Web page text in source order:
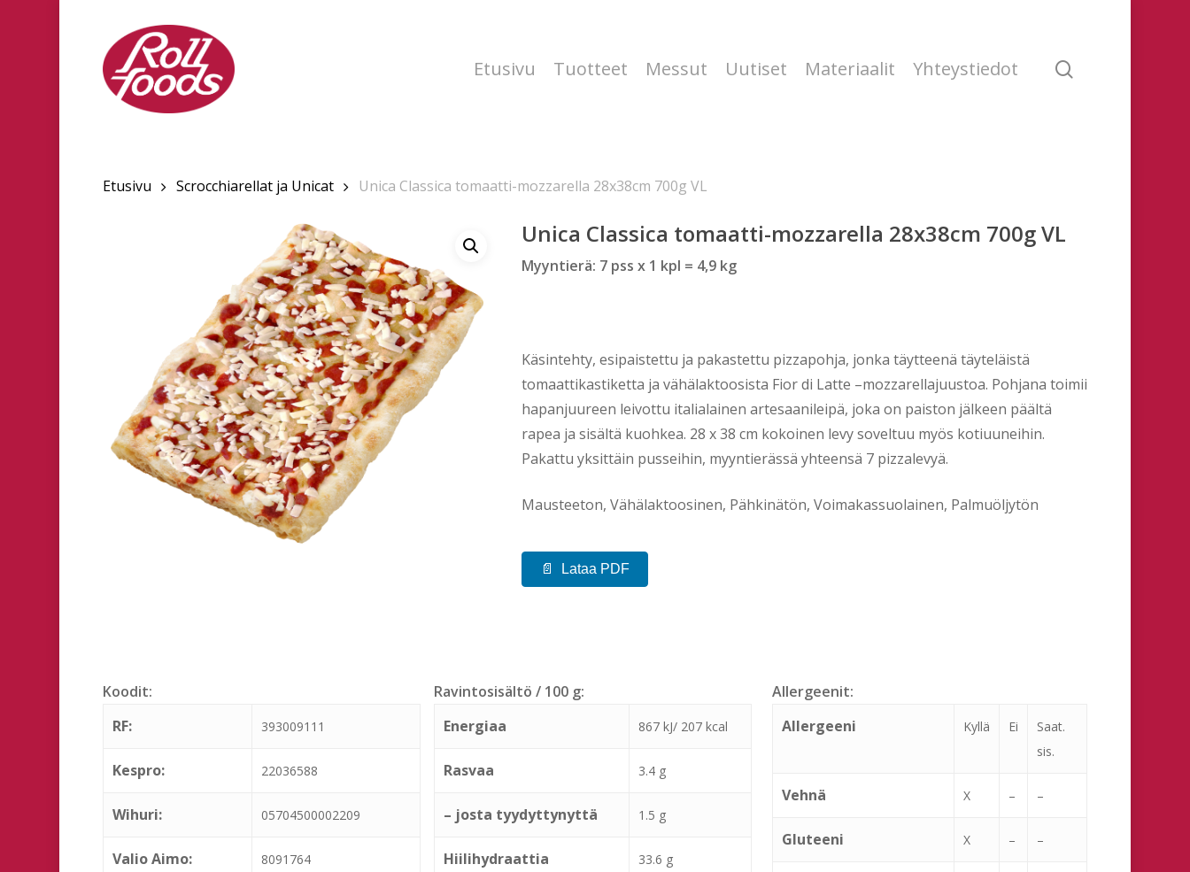
Hit enter to search or ESC to close
Etusivu Tuotteet Messut Uutiset Materiaalit Yhteystiedot
Etusivu Scrocchiarellat ja Unicat Unica Classica tomaatti-mozzarella 28x38cm 700g VL
Unica Classica tomaatti-mozzarella 28x38cm 700g VL
Myyntierä: 7 pss x 1 kpl = 4,9 kg
Käsintehty, esipaistettu ja pakastettu pizzapohja, jonka täytteenä täyteläistä
tomaattikastiketta ja vähälaktoosista Fior di Latte –mozzarellajuustoa. Pohjana toimii
hapanjuureen leivottu italialainen artesaanileipä, joka on paiston jälkeen päältä
rapea ja sisältä kuohkea. 28 x 38 cm kokoinen levy soveltuu myös kotiuuneihin.
Pakattu yksittäin pusseihin, myyntierässä yhteensä 7 pizzalevyä.
Mausteeton, Vähälaktoosinen, Pähkinätön, Voimakassuolainen, Palmuöljytön
Lataa PDF
Koodit:
RF:
393009111
Kespro: 22036588
Wihuri: 05704500002209
Valio Aimo: 8091764
Ravintosisältö / 100 g:
Energiaa
867 kJ/ 207 kcal
Rasvaa 3.4 g
– josta tyydyttynyttä 1.5 g
Hiilihydraattia 33.6 g
Allergeenit:
Allergeeni
Kyllä Ei
Saat.
sis.
Vehnä X – –
Gluteeni X – –